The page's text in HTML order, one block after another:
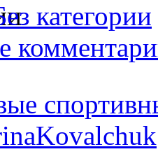
категории